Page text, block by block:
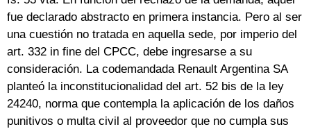
fue declarado abstracto en primera instancia. Pero al ser
una cuestión no tratada en aquella sede, por imperio del
art. 332 in fine del CPCC, debe ingresarse a su
consideración. La codemandada Renault Argentina SA
planteó la inconstitucionalidad del art. 52 bis de la ley
24240, norma que contempla la aplicación de los daños
punitivos o multa civil al proveedor que no cumpla sus